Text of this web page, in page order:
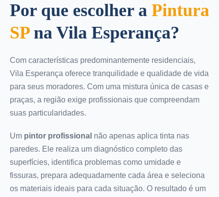
Por que escolher a Pintura
SPna Vila Esperança?
Com características predominantemente residenciais,
Vila Esperança oferece tranquilidade e qualidade de vida
para seus moradores. Com uma mistura única de casas e
praças, a região exige profissionais que compreendam
suas particularidades.
Um pintor profissional não apenas aplica tinta nas
paredes. Ele realiza um diagnóstico completo das
superfícies, identifica problemas como umidade e
fissuras, prepara adequadamente cada área e seleciona
os materiais ideais para cada situação. O resultado é um